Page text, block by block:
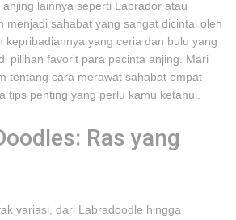
lainnya seperti Labrador atau
menjadi sahabat yang sangat dicintai oleh
kepribadiannya yang ceria dan bulu yang
pilihan favorit para pecinta anjing. Mari
tentang cara merawat sahabat empat
tips penting yang perlu kamu ketahui.
Ras yang
variasi, dari Labradoodle hingga